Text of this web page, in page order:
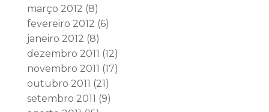
março 2012 (8)
fevereiro 2012 (6)
janeiro 2012 (8)
dezembro 2011 (12)
novembro 2011 (17)
outubro 2011 (21)
setembro 2011 (9)